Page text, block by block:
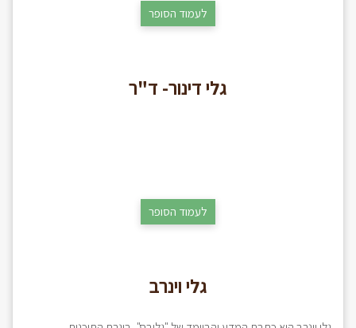
לעמוד הסופר
גלי דינור- ד"ר
לעמוד הסופר
גלי וינרב